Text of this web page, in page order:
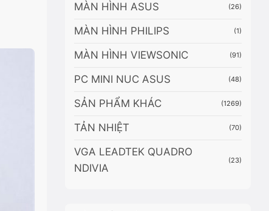
MÀN HÌNH ASUS (26)
MÀN HÌNH PHILIPS (1)
MÀN HÌNH VIEWSONIC (91)
PC MINI NUC ASUS (48)
SẢN PHẨM KHÁC (1269)
TẢN NHIỆT (70)
VGA LEADTEK QUADRO
NDIVIA
(23)